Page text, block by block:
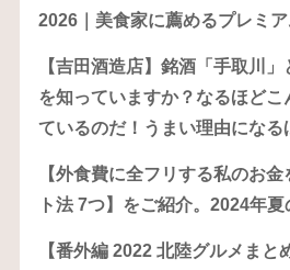
2026｜美食家に薦めるプレミ
【吉田酒造店】銘酒「手取川
を知っていますか？なるほど
ているのだ！うまい理由になる
【外食費に全フリする私のお
ト法 7つ】をご紹介。2024年
【番外編 2022 北陸グルメまと